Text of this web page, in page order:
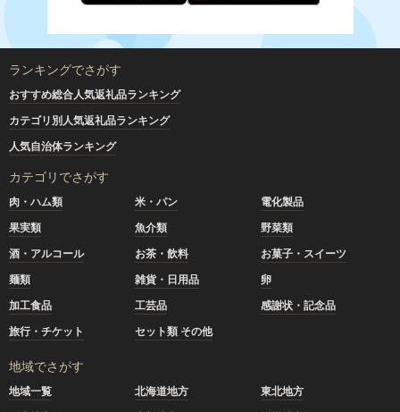
ランキングでさがす
おすすめ総合人気返礼品ランキング
カテゴリ別人気返礼品ランキング
人気自治体ランキング
カテゴリでさがす
肉・ハム類 米・パン
電化製品
果実類
魚介類
野菜類
酒・アルコール
お茶・飲料
お菓子・スイーツ
麺類
雑貨・日用品
卵
加工食品
工芸品
感謝状・記念品
旅行・チケット
セット類 その他
地域でさがす
地域一覧 北海道地方
東北地方